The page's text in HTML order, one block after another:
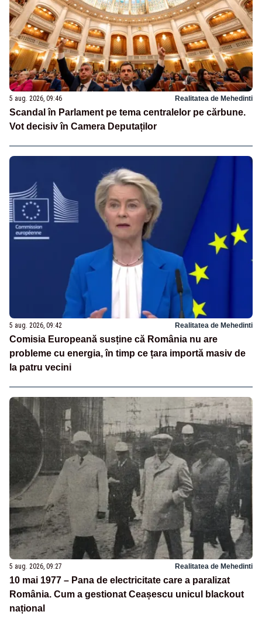
5 aug. 2026, 09:46 Realitatea de Mehedinti
Scandal în Parlament pe tema centralelor pe cărbune.
Vot decisiv în Camera Deputaților
5 aug. 2026, 09:42 Realitatea de Mehedinti
Comisia Europeană susține că România nu are
probleme cu energia, în timp ce țara importă masiv de
la patru vecini
5 aug. 2026, 09:27 Realitatea de Mehedinti
10 mai 1977 – Pana de electricitate care a paralizat
România. Cum a gestionat Ceașescu unicul blackout
național